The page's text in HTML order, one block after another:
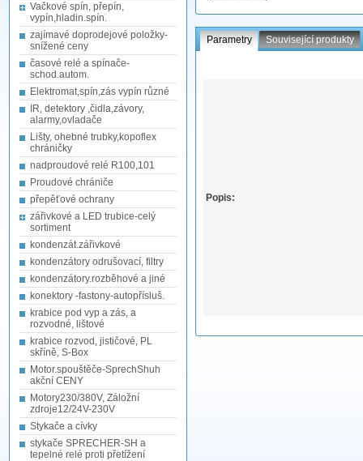
Vačkové spín, přepín,
vypín,hladin.spín.
zajímavé doprodejové položky-
snížené ceny
časové relé a spínače-
schod.autom.
Elektromat,spín,zás vypín různé
IR, detektory ,čidla,závory,
alarmy,ovladače
Lišty, ohebné trubky,kopoflex
chráničky
nadproudové relé R100,101
Proudové chrániče
přepěťové ochrany
zářivkové a LED trubice-celý
sortiment
kondenzát.zářivkové
kondenzátory odrušovací, filtry
kondenzátory.rozběhové a jiné
konektory -fastony-autopřísluš.
krabice pod vyp a zás, a
rozvodné, lištové
krabice rozvod, jističové, PL
skříně, S-Box
Motor.spouštěče-SprechShuh
akční CENY
Motory230/380V, Záložní
zdroje12/24V-230V
Stykače a cívky
stykače SPRECHER-SH a
tepelné relé proti přetížení
Parametry Související produkty
Popis: